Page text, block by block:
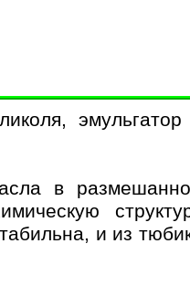
эмульгатор
в
и из